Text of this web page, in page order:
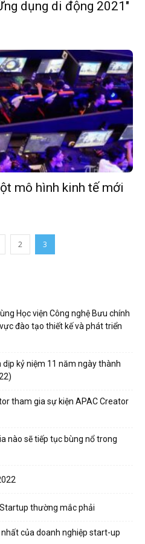
dụng di động 2021"
mô hình kinh tế mới
2 3
Học viện Công nghệ Bưu chính
đào tạo thiết kế và phát triển
kỷ niệm 11 năm ngày thành
tham gia sự kiện APAC Creator
nào sẽ tiếp tục bùng nổ trong
thường mắc phải
của doanh nghiệp start-up